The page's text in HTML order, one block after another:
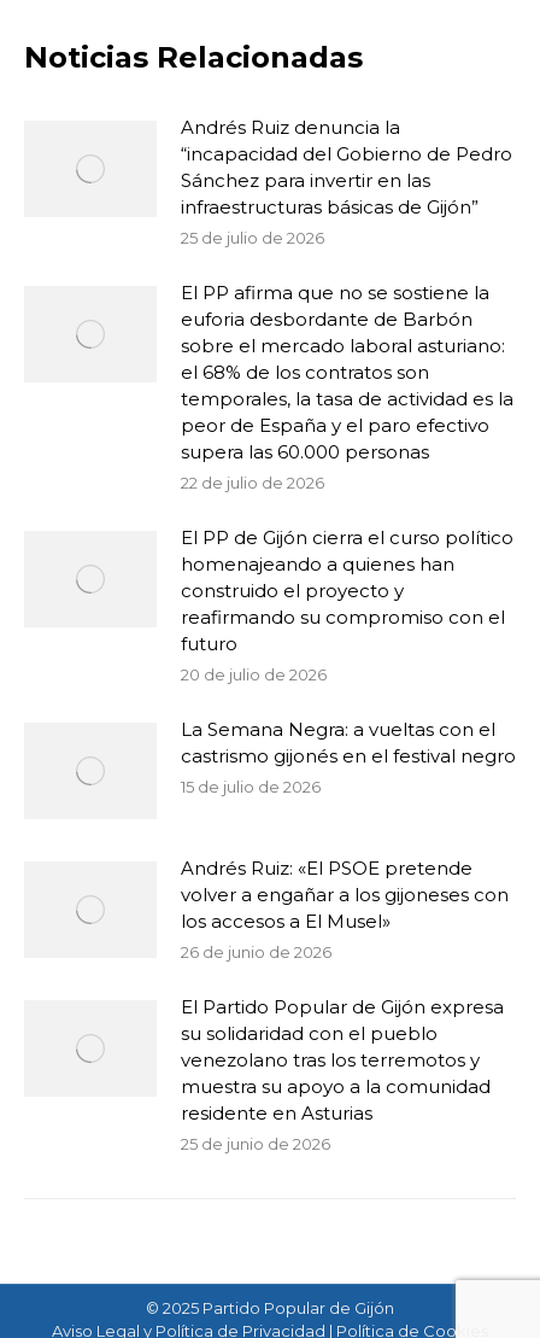
Noticias Relacionadas
Andrés Ruiz denuncia la
“incapacidad del Gobierno de Pedro
Sánchez para invertir en las
infraestructuras básicas de Gijón”
25 de julio de 2026
El PP afirma que no se sostiene la
euforia desbordante de Barbón
sobre el mercado laboral asturiano:
el 68% de los contratos son
temporales, la tasa de actividad es la
peor de España y el paro efectivo
supera las 60.000 personas
22 de julio de 2026
El PP de Gijón cierra el curso político
homenajeando a quienes han
construido el proyecto y
reafirmando su compromiso con el
futuro
20 de julio de 2026
La Semana Negra: a vueltas con el
castrismo gijonés en el festival negro
15 de julio de 2026
Andrés Ruiz: «El PSOE pretende
volver a engañar a los gijoneses con
los accesos a El Musel»
26 de junio de 2026
El Partido Popular de Gijón expresa
su solidaridad con el pueblo
venezolano tras los terremotos y
muestra su apoyo a la comunidad
residente en Asturias
25 de junio de 2026
© 2025 Partido Popular de Gijón
Aviso Legal y Política de Privacidad | Política de Cookies